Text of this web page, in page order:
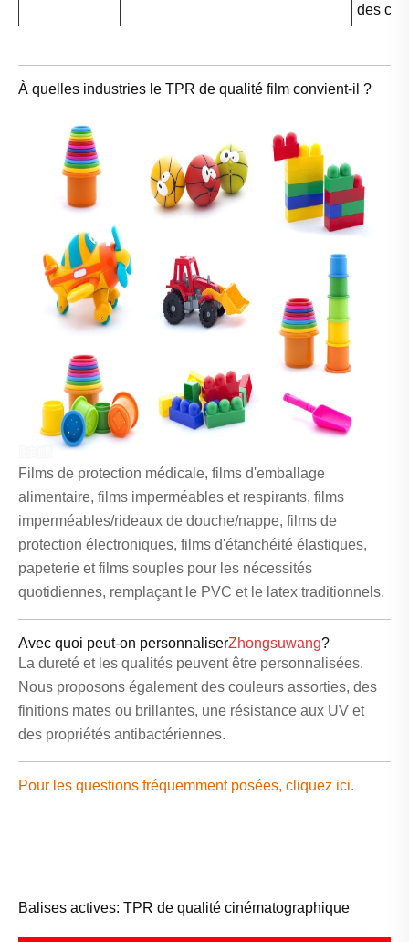
des
À quelles industries le TPR de qualité film convient-il ?
Films de protection médicale, films d'emballage
alimentaire, films imperméables et respirants, films
imperméables/rideaux de douche/nappe, films de
protection électroniques, films d'étanchéité élastiques,
papeterie et films souples pour les nécessités
quotidiennes, remplaçant le PVC et le latex traditionnels.
Avec quoi peut-on personnaliserZhongsuwang?
La dureté et les qualités peuvent être personnalisées.
Nous proposons également des couleurs assorties, des
finitions mates ou brillantes, une résistance aux UV et
des propriétés antibactériennes.
Pour les questions fréquemment posées, cliquez ici.
Balises actives: TPR de qualité cinématographique